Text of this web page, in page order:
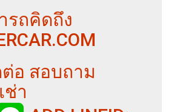
รถคิดถึง
อ สอบถาม
ช่า